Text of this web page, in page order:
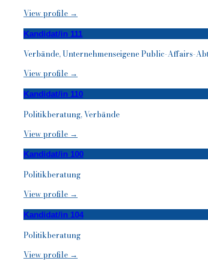
View profile →
Kandidat/in 111
Verbände, Unternehmenseigene Public-Affairs-
View profile →
Kandidat/in 110
Politikberatung, Verbände
View profile →
Kandidat/in 100
Politikberatung
View profile →
Kandidat/in 104
Politikberatung
View profile →